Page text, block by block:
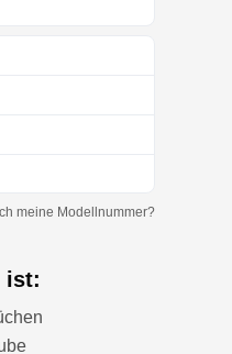
meine Modellnummer?
ist: